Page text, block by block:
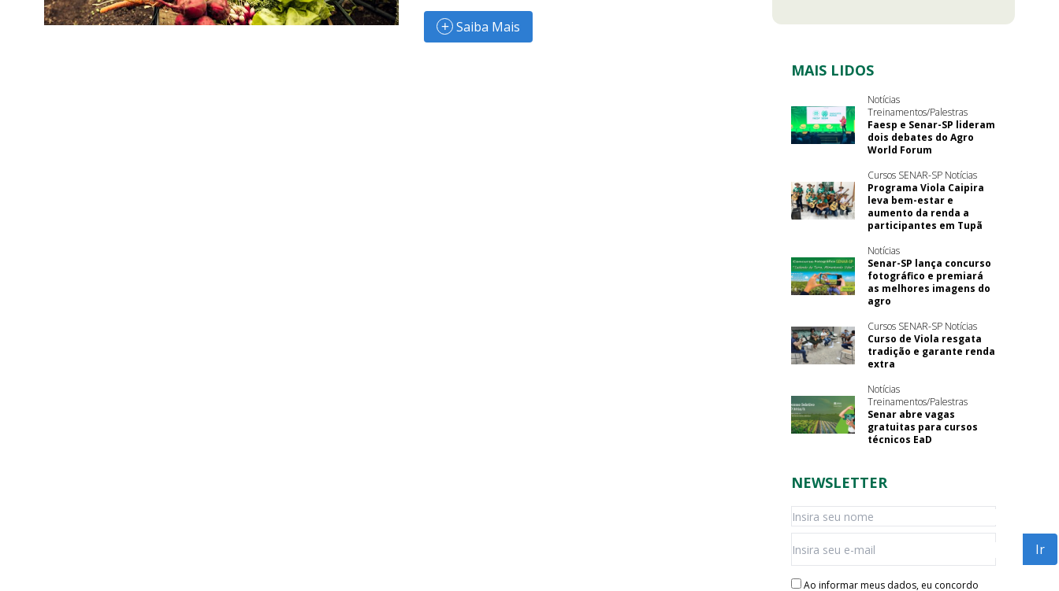
Saiba Mais
MAIS LIDOS
Notícias
Treinamentos/Palestras
Faesp e Senar-SP lideram
dois debates do Agro
World Forum
Cursos SENAR-SP Notícias
Programa Viola Caipira
leva bem-estar e
aumento da renda a
participantes em Tupã
Notícias
Senar-SP lança concurso
fotográfico e premiará
as melhores imagens do
agro
Cursos SENAR-SP Notícias
Curso de Viola resgata
tradição e garante renda
extra
Notícias
Treinamentos/Palestras
Senar abre vagas
gratuitas para cursos
técnicos EaD
NEWSLETTER
Ao informar meus dados, eu concordo